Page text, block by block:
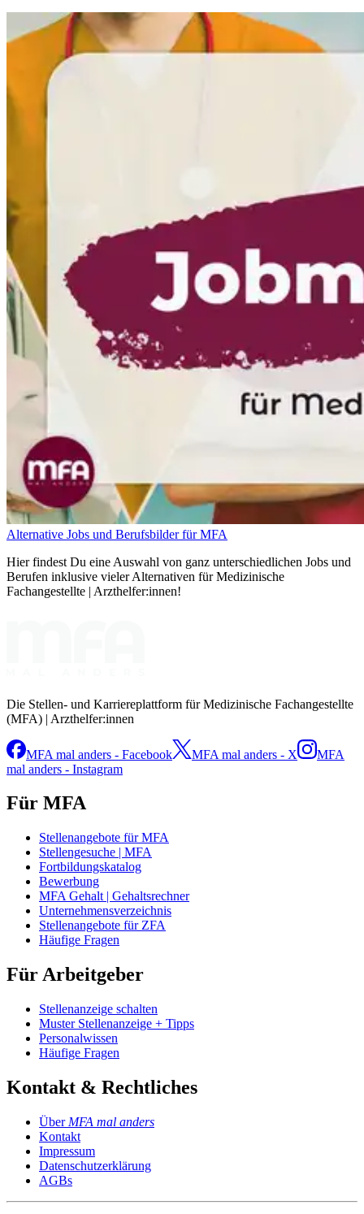
Alternative Jobs und Berufsbilder für MFA
Hier findest Du eine Auswahl von ganz unterschiedlichen Jobs und
Berufen inklusive vieler Alternativen für Medizinische
Fachangestellte | Arzthelfer:innen!
Die Stellen- und Karriereplattform für Medizinische Fachangestellte
(MFA) | Arzthelfer:innen
MFA mal anders - Facebook MFA mal anders - X
MFA
mal anders - Instagram
Für MFA
Stellenangebote für MFA
Stellengesuche | MFA
Fortbildungskatalog
Bewerbung
MFA Gehalt | Gehaltsrechner
Unternehmensverzeichnis
Stellenangebote für ZFA
Häufige Fragen
Für Arbeitgeber
Stellenanzeige schalten
Muster Stellenanzeige + Tipps
Personalwissen
Häufige Fragen
Kontakt & Rechtliches
Über MFA mal anders
Kontakt
Impressum
Datenschutzerklärung
AGBs